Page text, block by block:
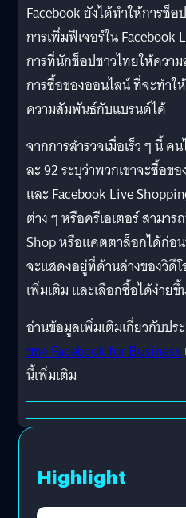
Facebook ยังได้ทำให้การช็
การเพิ่มฟีเจอร์ใน
การที่นักช็อปชาวไทยให้ควา
การซื้อของออนไลน์ ที่จะทำใ
ความสัมพันธ์กับแบรนด์ได้
จากการสำรวจเมื่อเร็ว ๆ นี้
ละ 92 ระบุว่าพวกเขาจะซื้อ
และ Facebook Live
ต่าง ๆ หรือครีเอเตอร์ สามา
Shop หรือแคตตาล็อกได้ก่อ
จะแสดงอยู่ที่ด้านล่างของวิดี
เพิ่มเติม และเลือกซื้อได้ง่ายขึ้
อ่านข้อมูลเพิ่มเติมเกี่ยวกับปร
ของ Facebook for Business
นี้เพิ่มเติม
Highlight